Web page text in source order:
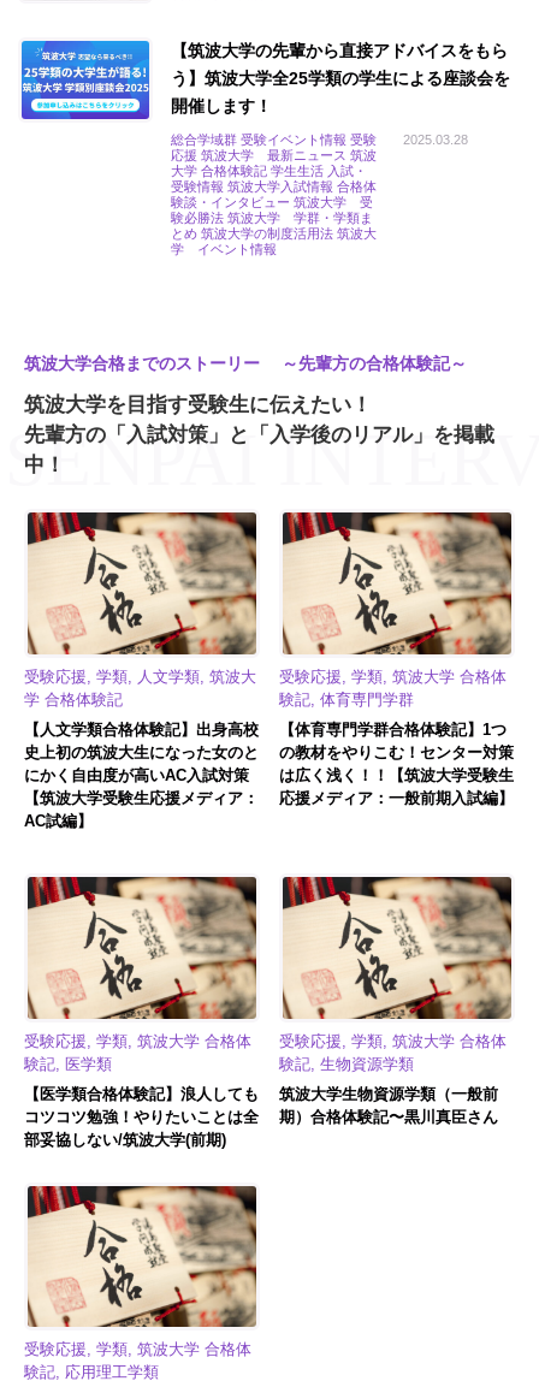
【筑波大学の先輩から直接アドバイスをもら
う】筑波大学全25学類の学生による座談会を
開催します！
2025.03.28
総合学域群 受験イベント情報 受験
応援 筑波大学 最新ニュース 筑波
大学 合格体験記 学生生活 入試・
受験情報 筑波大学入試情報 合格体
験談・インタビュー 筑波大学 受
験必勝法 筑波大学 学群・学類ま
とめ 筑波大学の制度活用法 筑波大
学 イベント情報
筑波大学合格までのストーリー ～先輩方の合格体験記～
筑波大学を目指す受験生に伝えたい！
先輩方の「入試対策」と「入学後のリアル」を掲載
中！
受験応援, 学類, 人文学類, 筑波大
学 合格体験記
【人文学類合格体験記】出身高校
史上初の筑波大生になった女のと
にかく自由度が高いAC入試対策
【筑波大学受験生応援メディア：
AC試編】
受験応援, 学類, 筑波大学 合格体
験記, 体育専門学群
【体育専門学群合格体験記】1つ
の教材をやりこむ！センター対策
は広く浅く！！【筑波大学受験生
応援メディア：一般前期入試編】
受験応援, 学類, 筑波大学 合格体
験記, 医学類
【医学類合格体験記】浪人しても
コツコツ勉強！やりたいことは全
部妥協しない/筑波大学(前期)
受験応援, 学類, 筑波大学 合格体
験記, 生物資源学類
筑波大学生物資源学類（一般前
期）合格体験記〜黒川真臣さん
受験応援, 学類, 筑波大学 合格体
験記, 応用理工学類